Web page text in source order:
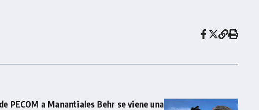
PECOM a Manantiales Behr se viene una